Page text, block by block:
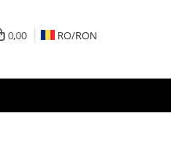
0,00 RO/RON